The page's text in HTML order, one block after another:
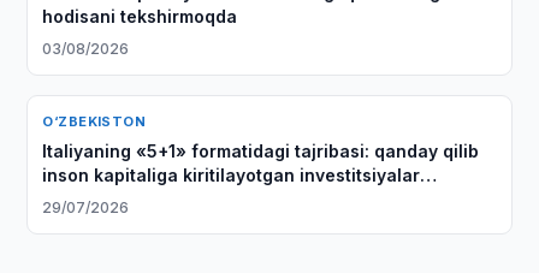
hodisani tekshirmoqda
03/08/2026
O‘ZBEKISTON
Italiyaning «5+1» formatidagi tajribasi: qanday qilib
inson kapitaliga kiritilayotgan investitsiyalar
Markaziy Osiyo bilan strategik sheriklikning asosiga
29/07/2026